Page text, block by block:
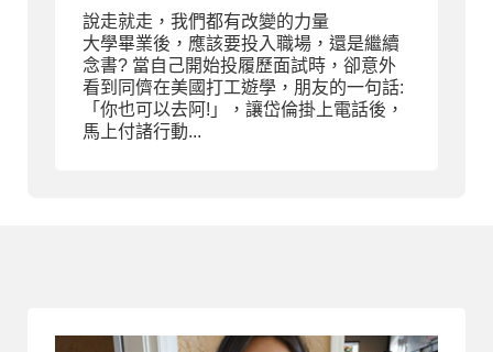
說走就走，我們都有改變的力量
大學畢業後，應該要投入職場，還是繼續
念書? 當自己開始投履歷面試時，卻意外
看到同儕在美國打工遊學，朋友的一句話:
「你也可以去阿!」，讓岱倫掛上電話後，
馬上付諸行動...